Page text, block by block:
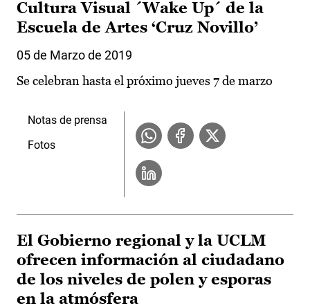
Cultura Visual ´Wake Up´ de la
Escuela de Artes ‘Cruz Novillo’
05 de Marzo de 2019
Se celebran hasta el próximo jueves 7 de marzo
Notas de prensa
Fotos
El Gobierno regional y la UCLM
ofrecen información al ciudadano
de los niveles de polen y esporas
en la atmósfera